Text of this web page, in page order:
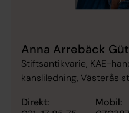
Anna Arrebäck
Stiftsantikvarie, KAE-
kansliledning, Västerås
Direkt:
Mobil: